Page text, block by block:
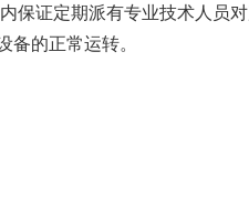
证定期派有专业技术人员对
的正常运转。